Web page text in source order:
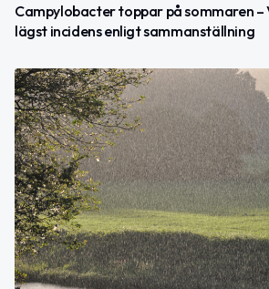
Campylobacter toppar på sommaren
lägst incidens enligt sammanställning